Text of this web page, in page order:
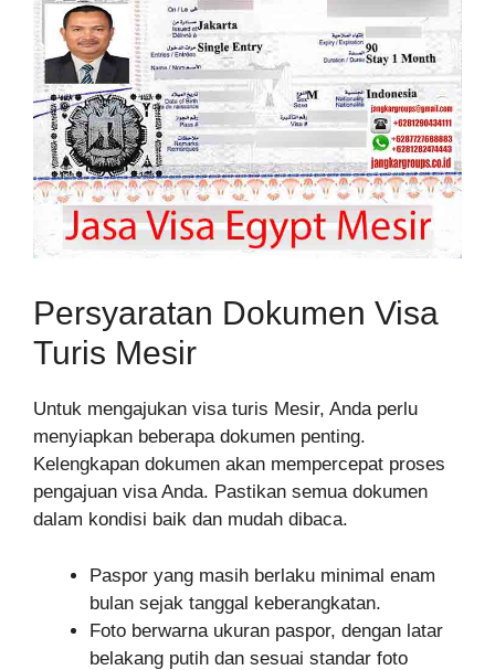
Persyaratan Dokumen Visa
Turis Mesir
Untuk mengajukan visa turis Mesir, Anda perlu
menyiapkan beberapa dokumen penting.
Kelengkapan dokumen akan mempercepat proses
pengajuan visa Anda. Pastikan semua dokumen
dalam kondisi baik dan mudah dibaca.
Paspor yang masih berlaku minimal enam
bulan sejak tanggal keberangkatan.
Foto berwarna ukuran paspor, dengan latar
belakang putih dan sesuai standar foto